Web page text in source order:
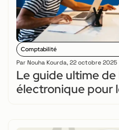
Comptabilité
Par Nouha Kourda,22 octobre 2025
Le guide ultime
électronique pour